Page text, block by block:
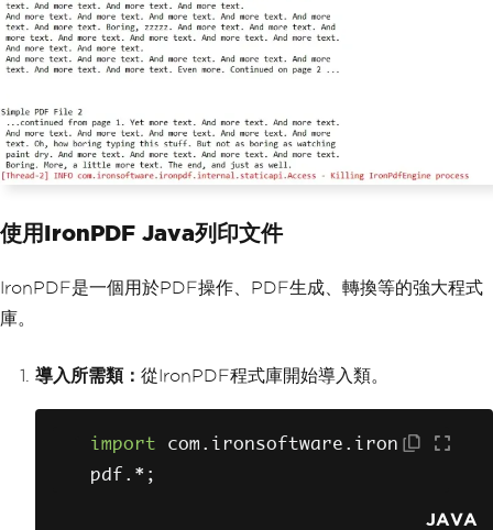
( String[] args
try {
// Define the pr
e services
DocFlavor
D.PRINTABLE;
ceFactory[] factories = Stre
(flavor, DocFlavor.BYTE_ARRA
Y.POSTSCRIPT.getMimeType());
使用IronPDF Java列印文件
IronPDF是一個用於PDF操作、PDF生成、轉換等的強大程式
庫。
導入所需類： 從IronPDF程式庫開始導入類。
import com . ironsoftware . iron
pdf .*;
JAVA